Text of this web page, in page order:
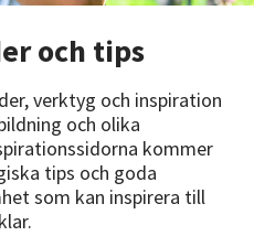
och tips
verktyg och inspiration
och olika
kommer
tips och goda
som kan inspirera till